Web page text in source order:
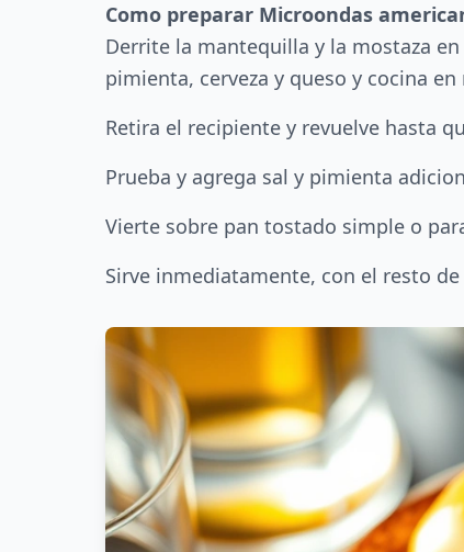
Como preparar Microondas
Derrite la mantequilla y la mostaza
pimienta, cerveza y queso y cocina
Retira el recipiente y revuelve hasta
Prueba y agrega sal y pimienta
Vierte sobre pan tostado simple o
Sirve inmediatamente, con el resto de